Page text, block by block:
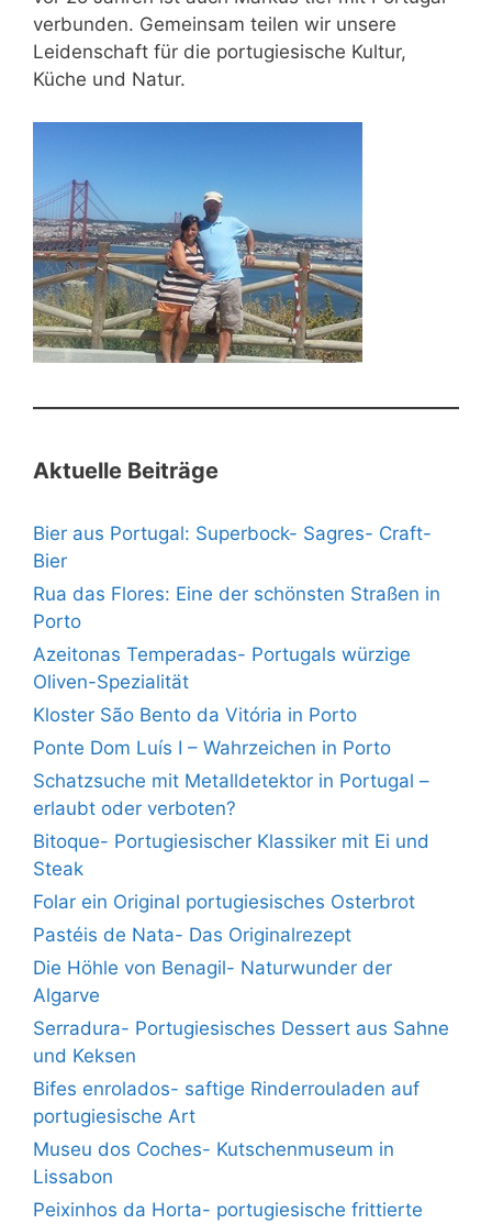
verbunden. Gemeinsam teilen wir unsere
Leidenschaft für die portugiesische Kultur,
Küche und Natur.
Aktuelle Beiträge
Bier aus Portugal: Superbock- Sagres- Craft-
Bier
Rua das Flores: Eine der schönsten Straßen in
Porto
Azeitonas Temperadas- Portugals würzige
Oliven-Spezialität
Kloster São Bento da Vitória in Porto
Ponte Dom Luís I – Wahrzeichen in Porto
Schatzsuche mit Metalldetektor in Portugal –
erlaubt oder verboten?
Bitoque- Portugiesischer Klassiker mit Ei und
Steak
Folar ein Original portugiesisches Osterbrot
Pastéis de Nata- Das Originalrezept
Die Höhle von Benagil- Naturwunder der
Algarve
Serradura- Portugiesisches Dessert aus Sahne
und Keksen
Bifes enrolados- saftige Rinderrouladen auf
portugiesische Art
Museu dos Coches- Kutschenmuseum in
Lissabon
Peixinhos da Horta- portugiesische frittierte